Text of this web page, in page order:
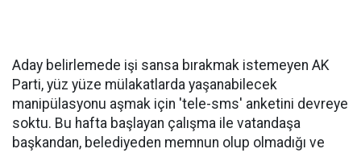
Aday belirlemede işi sansa bırakmak istemeyen AK
Parti, yüz yüze mülakatlarda yaşanabilecek
manipülasyonu aşmak için 'tele-sms' anketini devreye
soktu. Bu hafta başlayan çalışma ile vatandaşa
başkandan, belediyeden memnun olup olmadığı ve